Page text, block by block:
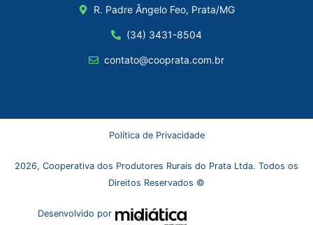
R. Padre Ângelo Feo, Prata/MG
(34) 3431-8504
contato@cooprata.com.br
Política de Privacidade
2026, Cooperativa dos Produtores Rurais do Prata Ltda. Todos os
Direitos Reservados ©
Desenvolvido por